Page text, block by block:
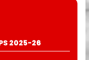
2025-26